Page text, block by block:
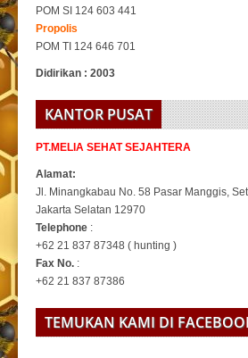
POM SI 124 603 441
Propolis
POM TI 124 646 701
Didirikan : 2003
KANTOR PUSAT
PT.MELIA SEHAT SEJAHTERA
Alamat:
Jl. Minangkabau No. 58 Pasar Manggis,
Jakarta Selatan 12970
Telephone :
+62 21 837 87348 ( hunting )
Fax No. :
+62 21 837 87386
TEMUKAN KAMI DI